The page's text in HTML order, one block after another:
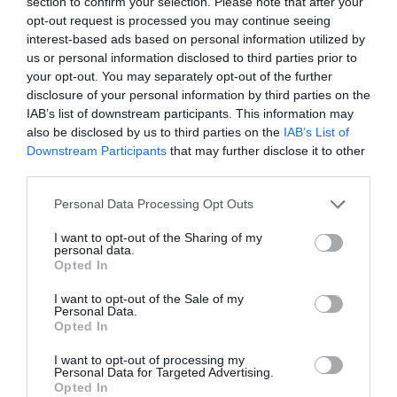
opt-out request is processed you may continue seeing
interest-based ads based on personal information utilized by
us or personal information disclosed to third parties prior to
your opt-out. You may separately opt-out of the further
disclosure of your personal information by third parties on the
IAB’s list of downstream participants. This information may
also be disclosed by us to third parties on the IAB’s List of
Downstream Participants that may further disclose it to other
Please note that this website/app uses one or more Google
not limited to your visit or usage behaviour. You may click to
grant or deny consent to Google and its third-party tags to
use your data for below specified purposes in below Google
consent section.
Personal Data Processing Opt Outs
I want to opt-out of the Sharing of my
personal data.
Opted In
I want to opt-out of the Sale of my
Personal Data.
Opted In
I want to opt-out of processing my
Personal Data for Targeted Advertising.
Opted In
οικογένεια του ”οργισμένου”
νέου/ας να πληρώσει τα σπασμένα.
Και ξεκινούν τα αιτήματα απαιτώντας σεβασμό
από τους καθηγητές τους. Τον σεβασμό δεν τον
αξιώνεις από τους άλλους αλλά τον επιβάλλει η
δική σας άμεμπτη μαθητική συμπεριφορά και
αξιοπρέπεια.
η τελευταία και αυτή, εδώ που τα λέμε,
”βγάζει” μάτια για την ορθογραφία και τον
τονισμό της.
συντάξαντες το υπόμνημα και υποθέτω ότι θα
τους και φυσικά αυτοί που ρέπουν προς τις
αταξίες ξεσηκώνοντας και τους